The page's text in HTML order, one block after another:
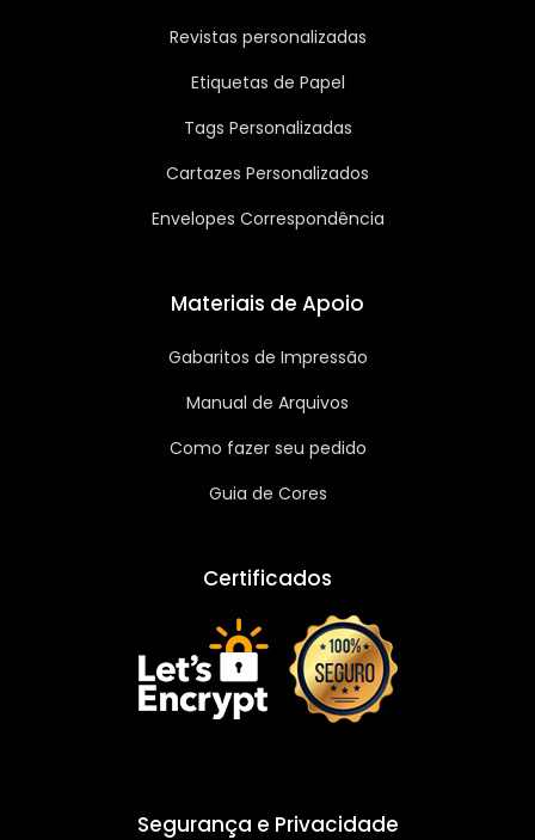
Revistas personalizadas
Etiquetas de Papel
Tags Personalizadas
Cartazes Personalizados
Envelopes Correspondência
Materiais de Apoio
Gabaritos de Impressão
Manual de Arquivos
Como fazer seu pedido
Guia de Cores
Certificados
Segurança e Privacidade